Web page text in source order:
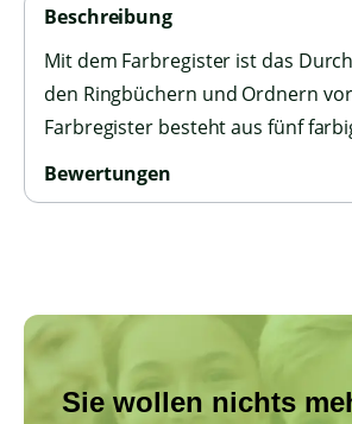
Beschreibung
Mit dem Farbregister ist das
den Ringbüchern und Ordnern
Farbregister besteht aus fünf
Bewertungen
Sie wollen nichts